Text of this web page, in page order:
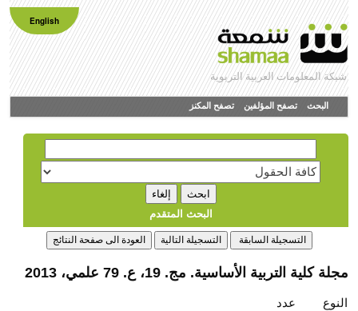
English
شبكة المعلومات العربية التربوية
البحث تصفح المؤلفين تصفح المكنز
البحث المتقدم
مجلة كلية التربية الأساسية. مج. 19، ع. 79 علمي، 2013
النوع
عدد